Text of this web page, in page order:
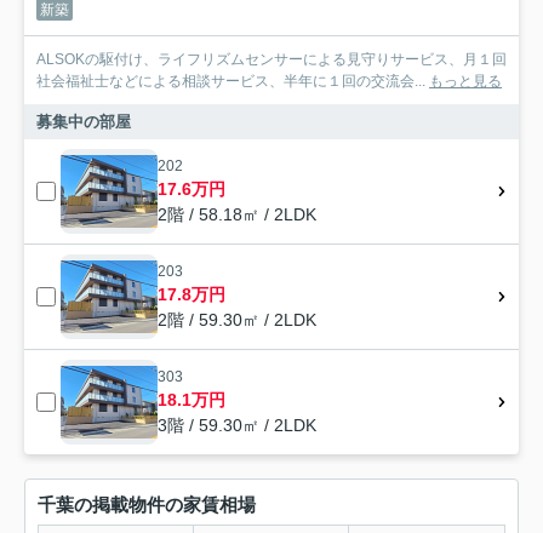
新築
ALSOKの駆付け、ライフリズムセンサーによる見守りサービス、月１回
社会福祉士などによる相談サービス、半年に１回の交流会... もっと見る
募集中の部屋
202
17.6万円
2階 / 58.18㎡ / 2LDK
203
17.8万円
2階 / 59.30㎡ / 2LDK
303
18.1万円
3階 / 59.30㎡ / 2LDK
千葉の掲載物件の家賃相場